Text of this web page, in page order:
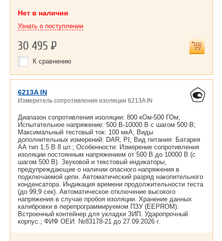
Нет в наличии
Узнать о поступлении
30 495Р
К сравнению
6213A IN
Измеритель сопротивления изоляции 6213A IN
Диапазон сопротивления изоляции: 800 кОм-500 ГОм;
Испытательное напряжение: 500 В-10000 В с шагом 500 В;
Максимальный тестовый ток: 100 мкА; Виды
дополнительных измерений: DAR, PI; Вид питания: Батарея
AA тип 1,5 В 8 шт.; Особенности: Измерение сопротивления
изоляции постоянным напряжением от 500 В до 10000 В (с
шагом 500 В). Звуковой и текстовый индикаторы,
предупреждающие о наличии опасного напряжения в
подключаемой цепи. Автоматический разряд накопительного
конденсатора. Индикация времени продолжительности теста
(до 99,9 сек). Автоматическое отключение высокого
напряжения в случае пробоя изоляции. Хранение данных
калибровки в перепрограммируемом ПЗУ (EEPROM).
Встроенный контейнер для укладки ЗИП. Ударопрочный
корпус.; ФИФ ОЕИ: №83178-21 до 27.09.2026 г.